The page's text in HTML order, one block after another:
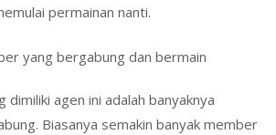
permainan nanti.
yang bergabung dan bermain
dimiliki agen ini adalah banyaknya
Biasanya semakin banyak member